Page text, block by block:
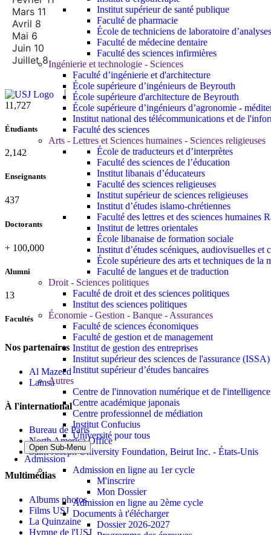
Institut supérieur de santé publique
Faculté de pharmacie
École de techniciens de laboratoire
Faculté de médecine dentaire
Faculté des sciences infirmières
Ingénierie et technologie - Sciences
Faculté d’ingénierie et d'architecture
École supérieure d’ingénieurs de Beyrouth
École supérieure d'architecture de Beyrouth
École supérieure d’ingénieurs d’agronomie -
Institut national des télécommunications et de
Faculté des sciences
Arts - Lettres et Sciences humaines - Sciences religieuses
École de traducteurs et d’interprètes
Faculté des sciences de l’éducation
Institut libanais d’éducateurs
Faculté des sciences religieuses
Institut supérieur de sciences religieuses
Institut d’études islamo-chrétiennes
Faculté des lettres et des sciences humaines
Institut de lettres orientales
École libanaise de formation sociale
Institut d’études scéniques, audiovisuelles et
École supérieure des arts et techniques de la
Faculté de langues et de traduction
Droit - Sciences politiques
Faculté de droit et des sciences politiques
Institut des sciences politiques
Économie - Gestion - Banque - Assurances
Faculté de sciences économiques
Faculté de gestion et de management
Institut de gestion des entreprises
Institut supérieur des sciences de l'assurance (ISSA)
Institut supérieur d’études bancaires
Autres
Centre de l'innovation numérique et de
Centre académique japonais
Centre professionnel de médiation
Institut Confucius
Université pour tous
Open Sub-Menu
Admission
Admission en ligne au 1er cycle
M'inscrire
Mon Dossier
Admission en ligne au 2ème cycle
Documents à t'élécharger
Dossier 2026-2027
Mars 11
Avril 8
Mai 6
Juin 10
Juillet 8
11,727
Étudiants
2,142
Enseignants
437
Doctorants
+ 100,000
Alumni
13
Facultés
Nos partenaires
Al Mazeed
Lamsa
À l'international
Bureau de Paris
North America Office
Saint Joseph University Foundation, Beirut Inc. - États-Unis
Multimédias
Albums photos
Films USJ
La Quinzaine
Hymne de l'USJ